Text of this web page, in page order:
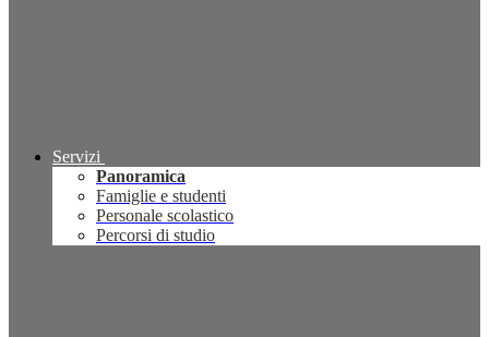
Servizi
Panoramica
Famiglie e studenti
Personale scolastico
Percorsi di studio